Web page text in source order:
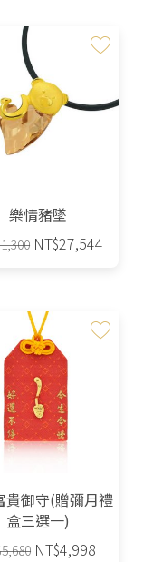
樂情豬墜
原
格：
NT$31,300。
NT$27,544
貴御守(贈彌月禮
盒三選一)
5,680 原
NT$4,998